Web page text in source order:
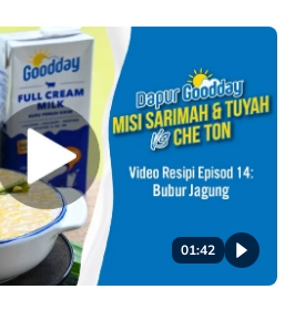
01:42